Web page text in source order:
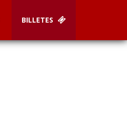
BILLETES